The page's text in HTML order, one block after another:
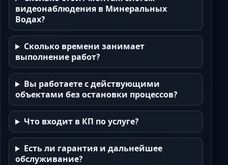
видеонаблюдения в Минеральных
Водах?
Сколько времени занимает
выполнение работ?
Вы работаете с действующими
объектами без остановки процессов?
Что входит в КП по услуге?
Есть ли гарантия и дальнейшее
обслуживание?